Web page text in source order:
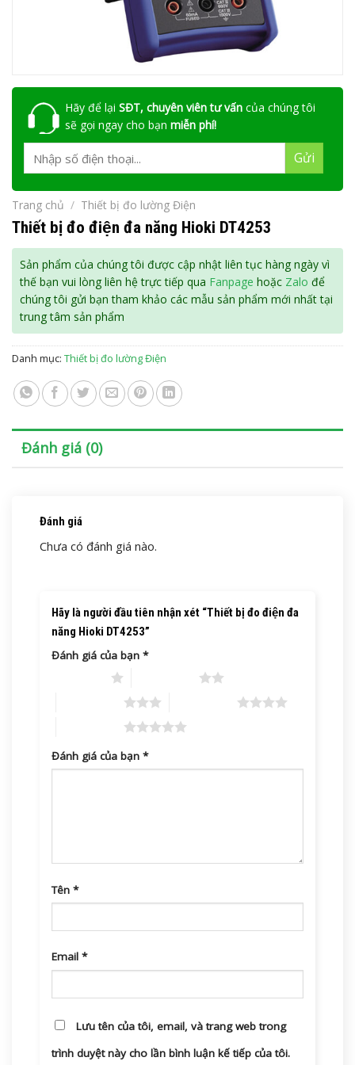
Hãy để lại SĐT, chuyên viên tư vấn của chúng tôi
sẽ gọi ngay cho bạn miễn phí!
Trang chủ / Thiết bị đo lường Điện
Thiết bị đo điện đa năng Hioki DT4253
Sản phẩm của chúng tôi được cập nhật liên tục hàng ngày vì
thế bạn vui lòng liên hệ trực tiếp qua Fanpage hoặc Zalo để
chúng tôi gửi bạn tham khảo các mẫu sản phẩm mới nhất tại
trung tâm sản phẩm
Danh mục: Thiết bị đo lường Điện
Đánh giá (0)
Đánh giá
Chưa có đánh giá nào.
Hãy là người đầu tiên nhận xét “Thiết bị đo điện đa
năng Hioki DT4253”
Đánh giá của bạn *
Đánh giá của bạn *
Tên *
Email *
Lưu tên của tôi, email, và trang web trong
trình duyệt này cho lần bình luận kế tiếp của tôi.